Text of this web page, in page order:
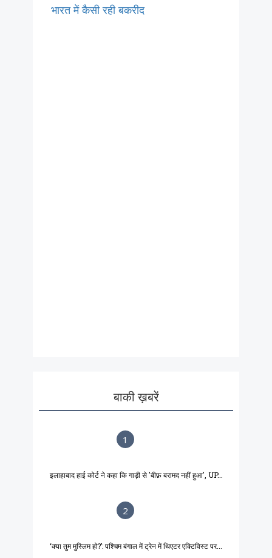
भारत में कैसी रही बकरीद
बाकी ख़बरें
1
इलाहाबाद हाई कोर्ट ने कहा कि गाड़ी से 'बीफ़ बरामद नहीं हुआ', UP...
2
‘क्या तुम मुस्लिम हो?’: पश्चिम बंगाल में ट्रेन में थिएटर एक्टिविस्ट पर...